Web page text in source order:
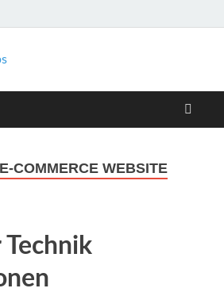
Solar Energie
Tipps
Informationen und Tipps
E-COMMERCE WEBSITE